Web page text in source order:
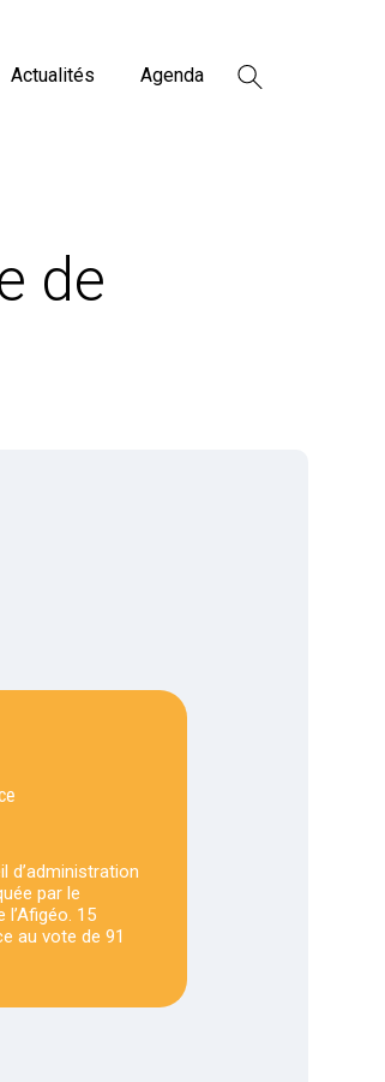
Actualités Agenda
de
d’administration
par le
15
au vote de 91